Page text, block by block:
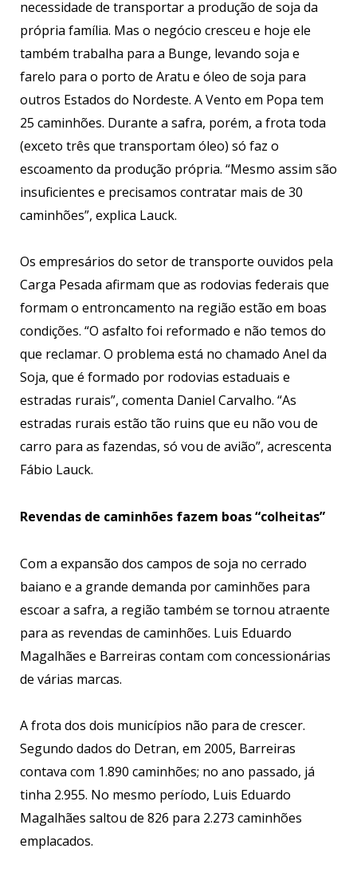
necessidade de transportar a produção de soja da
própria família. Mas o negócio cresceu e hoje ele
também trabalha para a Bunge, levando soja e
farelo para o porto de Aratu e óleo de soja para
outros Estados do Nordeste. A Vento em Popa tem
25 caminhões. Durante a safra, porém, a frota toda
(exceto três que transportam óleo) só faz o
escoamento da produção própria. “Mesmo assim são
insuficientes e precisamos contratar mais de 30
caminhões”, explica Lauck.
Os empresários do setor de transporte ouvidos pela
Carga Pesada afirmam que as rodovias federais que
formam o entroncamento na região estão em boas
condições. “O asfalto foi reformado e não temos do
que reclamar. O problema está no chamado Anel da
Soja, que é formado por rodovias estaduais e
estradas rurais”, comenta Daniel Carvalho. “As
estradas rurais estão tão ruins que eu não vou de
carro para as fazendas, só vou de avião”, acrescenta
Fábio Lauck.
Revendas de caminhões fazem boas “colheitas”
Com a expansão dos campos de soja no cerrado
baiano e a grande demanda por caminhões para
escoar a safra, a região também se tornou atraente
para as revendas de caminhões. Luis Eduardo
Magalhães e Barreiras contam com concessionárias
de várias marcas.
A frota dos dois municípios não para de crescer.
Segundo dados do Detran, em 2005, Barreiras
contava com 1.890 caminhões; no ano passado, já
tinha 2.955. No mesmo período, Luis Eduardo
Magalhães saltou de 826 para 2.273 caminhões
emplacados.